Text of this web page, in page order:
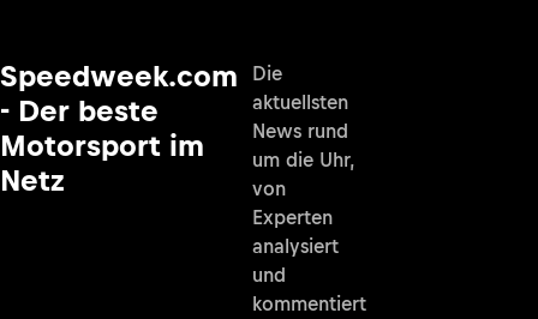
Speedweek.com
- Der beste
Motorsport im
Netz
Die
aktuellsten
News rund
um die Uhr,
von
Experten
analysiert
und
kommentiert